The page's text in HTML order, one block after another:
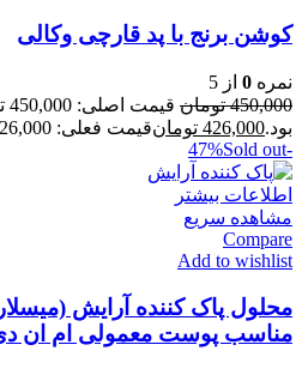
کوشن برنج با پد قارچی وکالی
نمره 0 از 5
450,000 تومان
بود.426,000 تومانقیمت فعلی: 426,000 تومان.
-47%
Sold out
اطلاعات بیشتر
مشاهده سریع
Compare
Add to wishlist
محلول پاک کننده آرایش
مناسب پوست معمولی ام ان دی 200 میلی